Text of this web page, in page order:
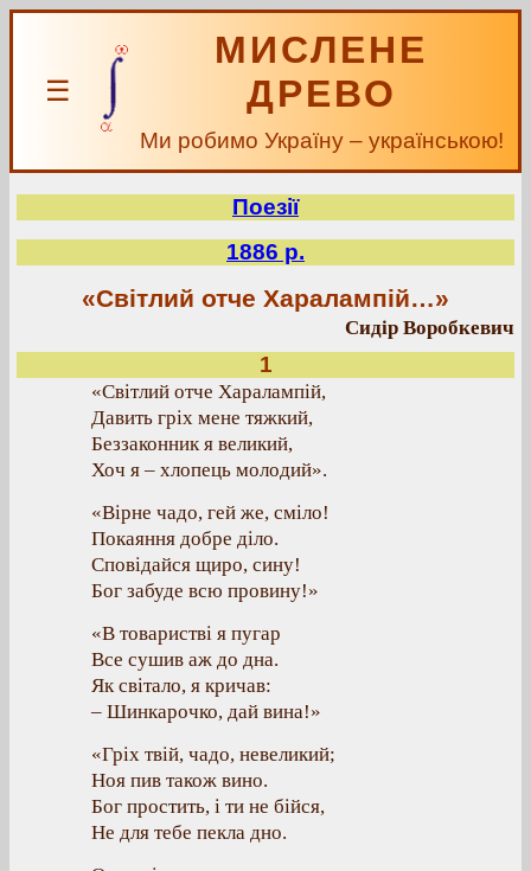
☰
МИСЛЕНЕ
ДРЕВО
Ми робимо Україну – українською!
Поезії
1886 р.
«Світлий отче Харалампій…»
Сидір Воробкевич
1
«Світлий отче Харалампій,
Давить гріх мене тяжкий,
Беззаконник я великий,
Хоч я – хлопець молодий».
«Вірне чадо, гей же, сміло!
Покаяння добре діло.
Сповідайся щиро, сину!
Бог забуде всю провину!»
«В товаристві я пугар
Все сушив аж до дна.
Як світало, я кричав:
– Шинкарочко, дай вина!»
«Гріх твій, чадо, невеликий;
Ноя пив також вино.
Бог простить, і ти не бійся,
Не для тебе пекла дно.